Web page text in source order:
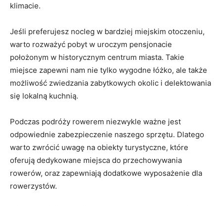
klimacie.
Jeśli preferujesz‍ nocleg w bardziej ​miejskim otoczeniu,
warto rozważyć pobyt w uroczym pensjonacie
położonym w historycznym centrum ⁢miasta. Takie
miejsce ‍zapewni ‌nam nie tylko wygodne łóżko, ale także
możliwość zwiedzania zabytkowych⁤ okolic i delektowania
się lokalną kuchnią.
Podczas podróży rowerem ⁤niezwykle⁢ ważne jest
odpowiednie⁢ zabezpieczenie naszego sprzętu. ⁢Dlatego
warto zwrócić⁤ uwagę na obiekty‌ turystyczne, które
oferują dedykowane ⁤miejsca do przechowywania
rowerów, oraz zapewniają ⁢dodatkowe wyposażenie dla
rowerzystów.